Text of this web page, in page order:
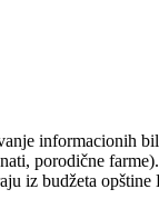
informacionih
porodične farme).
iz budžeta